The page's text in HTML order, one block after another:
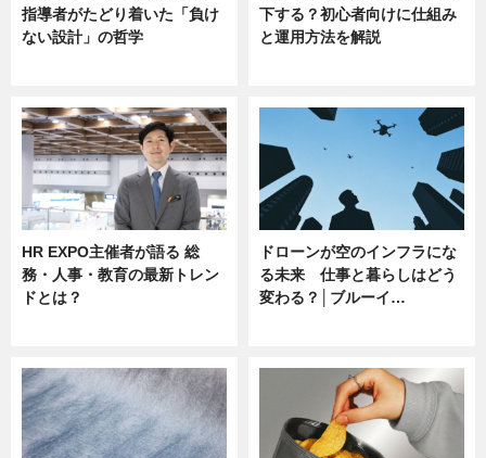
指導者がたどり着いた「負け
ない設計」の哲学
下する？初心者向けに仕組み
と運用方法を解説
HR EXPO主催者が語る 総
務・人事・教育の最新トレン
ドとは？
ドローンが空のインフラにな
る未来 仕事と暮らしはどう
変わる？│ブルーイ…